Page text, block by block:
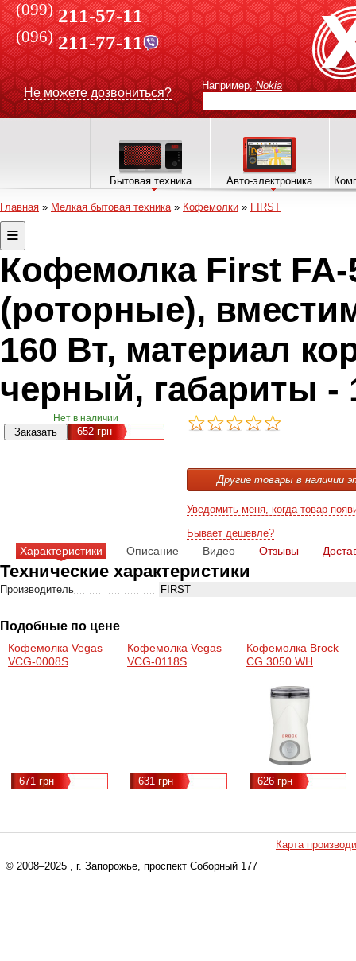
(099) 211-57-11
(096)211-77-11
Не можете дозвониться?
Например, Nokia
Бытовая техника Авто-электроника
Главная » Мелкая бытовая техника» Кофемолки » FIRST
Кофемолка First
(роторные),
160 Вт, материал
черный, габариты -
Нет в наличии
652грн
Другие товары в наличии
Уведомить меня, когда товар
Бывает дешевле?
Характеристики Описание Видео Отзывы
Технические характеристики
Производитель FIRST
Подобные по цене
Кофемолка Vegas
VCG-0008S
671 грн
Кофемолка Vegas
VCG-0118S
631 грн
Кофемолка Brock
CG 3050 WH
626 грн
Карта
© 2008–2025 , г. Запорожье, проспект Соборный 177